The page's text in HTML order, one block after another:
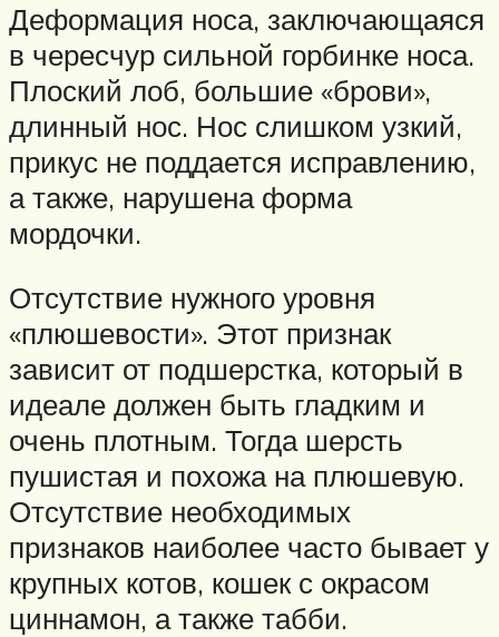
Деформация носа, заключающаяся
в чересчур сильной горбинке носа.
Плоский лоб, большие «брови»,
длинный нос. Нос слишком узкий,
прикус не поддается исправлению,
а также, нарушена форма
мордочки.
Отсутствие нужного уровня
«плюшевости». Этот признак
зависит от подшерстка, который в
идеале должен быть гладким и
очень плотным. Тогда шерсть
пушистая и похожа на плюшевую.
Отсутствие необходимых
признаков наиболее часто бывает у
крупных котов, кошек с окрасом
циннамон, а также табби.